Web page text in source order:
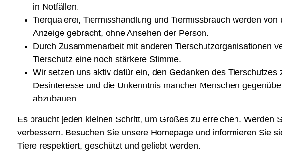
in Notfällen.
Tierquälerei, Tiermisshandlung und Tiermissbrauch werden von
Anzeige gebracht, ohne Ansehen der Person.
Durch Zusammenarbeit mit anderen Tierschutzorganisationen
Tierschutz eine noch stärkere Stimme.
Wir setzen uns aktiv dafür ein, den Gedanken des Tierschutzes
Desinteresse und die Unkenntnis mancher Menschen
abzubauen.
Es braucht jeden kleinen Schritt, um Großes zu erreichen. Werden
verbessern. Besuchen Sie unsere Homepage und informieren Sie
Tiere respektiert, geschützt und geliebt werden.